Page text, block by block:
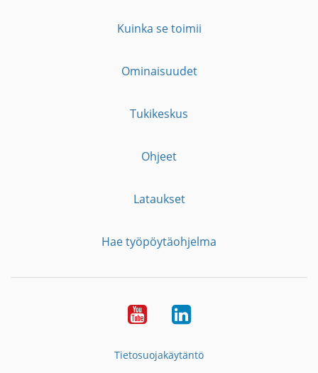
Kuinka se toimii
Ominaisuudet
Tukikeskus
Ohjeet
Lataukset
Hae työpöytäohjelma
YouTubeLinkedIn
Tietosuojakäytäntö